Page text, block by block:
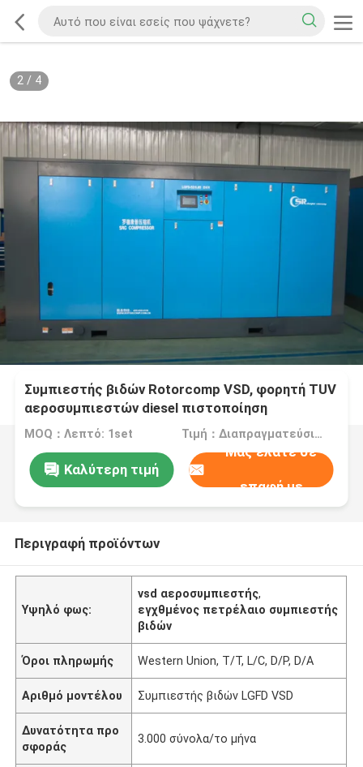
2/ 4
Συμπιεστής βιδών Rotorcomp VSD, φορητή TUV
αεροσυμπιεστών diesel πιστοποίηση
MOQ：Λεπτό: 1set Τιμή：Διαπραγματεύσιμος
Καλύτερη τιμή
Μας ελάτε σε
επαφή με
Περιγραφή προϊόντων
Υψηλό φως:
vsd αεροσυμπιεστής,
εγχθμένος πετρέλαιο συμπιεστής
βιδών
Όροι πληρωμής Western Union, T/T, L/C, D/P, D/A
Αριθμό μοντέλου Συμπιεστής βιδών LGFD VSD
Δυνατότητα προ
σφοράς
3.000 σύνολα/το μήνα